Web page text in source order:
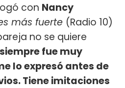
con Nancy
más fuerte (Radio 10)
no se quiere
siempre fue muy
lo expresó antes de
Tiene imitaciones